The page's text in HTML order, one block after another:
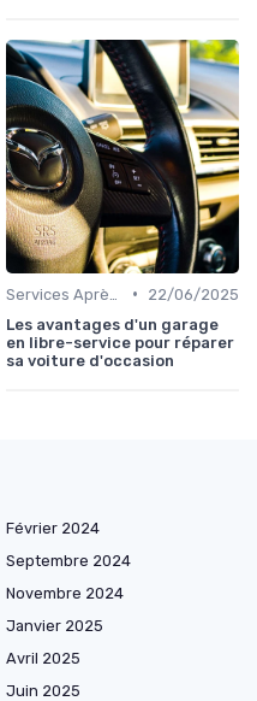
•
22/06/2025
Les avantages d'un garage
en libre-service pour réparer
sa voiture d'occasion
Février 2024
Septembre 2024
Novembre 2024
Janvier 2025
Avril 2025
Juin 2025